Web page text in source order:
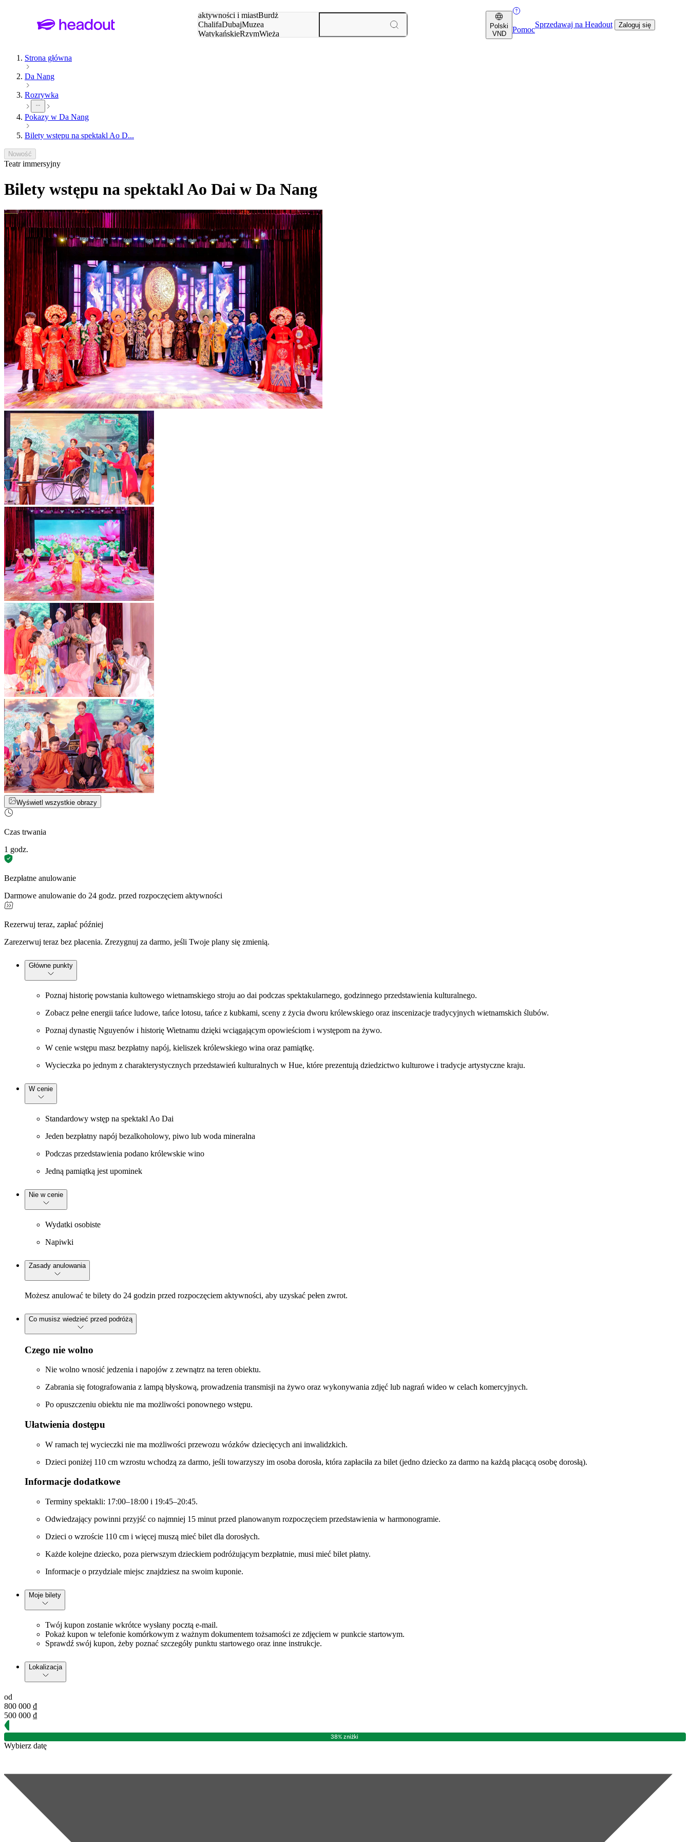
aktywności i miastBurdż
ChalifaDubajMuzea
WatykańskieRzymWieża
Polski
VND
Pomoc
Sprzedawaj na Headout Zaloguj się
Strona główna
Da Nang
Rozrywka
Pokazy w Da Nang
Bilety wstępu na spektakl Ao D...
Nowość
Teatr immersyjny
Bilety wstępu na spektakl Ao Dai w Da Nang
Wyświetl wszystkie obrazy
Czas trwania
1 godz.
Bezpłatne anulowanie
Darmowe anulowanie do 24 godz. przed rozpoczęciem aktywności
Rezerwuj teraz, zapłać później
Zarezerwuj teraz bez płacenia. Zrezygnuj za darmo, jeśli Twoje plany się zmienią.
Główne punkty
Poznaj historię powstania kultowego wietnamskiego stroju ao dai podczas spektakularnego, godzinnego przedstawienia kulturalnego.
Zobacz pełne energii tańce ludowe, tańce lotosu, tańce z kubkami, sceny z życia dworu królewskiego oraz inscenizacje tradycyjnych wietnamskich ślubów.
Poznaj dynastię Nguyenów i historię Wietnamu dzięki wciągającym opowieściom i występom na żywo.
W cenie wstępu masz bezpłatny napój, kieliszek królewskiego wina oraz pamiątkę.
Wycieczka po jednym z charakterystycznych przedstawień kulturalnych w Hue, które prezentują dziedzictwo kulturowe i tradycje artystyczne kraju.
W cenie
Standardowy wstęp na spektakl Ao Dai
Jeden bezpłatny napój bezalkoholowy, piwo lub woda mineralna
Podczas przedstawienia podano królewskie wino
Jedną pamiątką jest upominek
Nie w cenie
Wydatki osobiste
Napiwki
Zasady anulowania
Możesz anulować te bilety do 24 godzin przed rozpoczęciem aktywności, aby uzyskać pełen zwrot.
Co musisz wiedzieć przed podróżą
Czego nie wolno
Nie wolno wnosić jedzenia i napojów z zewnątrz na teren obiektu.
Zabrania się fotografowania z lampą błyskową, prowadzenia transmisji na żywo oraz wykonywania zdjęć lub nagrań wideo w celach komercyjnych.
Po opuszczeniu obiektu nie ma możliwości ponownego wstępu.
Ułatwienia dostępu
W ramach tej wycieczki nie ma możliwości przewozu wózków dziecięcych ani inwalidzkich.
Dzieci poniżej 110 cm wzrostu wchodzą za darmo, jeśli towarzyszy im osoba dorosła, która zapłaciła za bilet (jedno dziecko za darmo na każdą płacącą osobę dorosłą).
Informacje dodatkowe
Terminy spektakli: 17:00–18:00 i 19:45–20:45.
Odwiedzający powinni przyjść co najmniej 15 minut przed planowanym rozpoczęciem przedstawienia w harmonogramie.
Dzieci o wzroście 110 cm i więcej muszą mieć bilet dla dorosłych.
Każde kolejne dziecko, poza pierwszym dzieckiem podróżującym bezpłatnie, musi mieć bilet płatny.
Informacje o przydziale miejsc znajdziesz na swoim kuponie.
Moje bilety
Twój kupon zostanie wkrótce wysłany pocztą e-mail.
Pokaż kupon w telefonie komórkowym z ważnym dokumentem tożsamości ze zdjęciem w punkcie startowym.
Sprawdź swój kupon, żeby poznać szczegóły punktu startowego oraz inne instrukcje.
Lokalizacja
od
800 000 ₫
500 000 ₫
38% zniżki
Wybierz datę